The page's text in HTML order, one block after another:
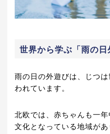
世界から学ぶ「雨の
雨の日の外遊びは、じつ
われています。
北欧では、赤ちゃんも一
文化となっている地域があ